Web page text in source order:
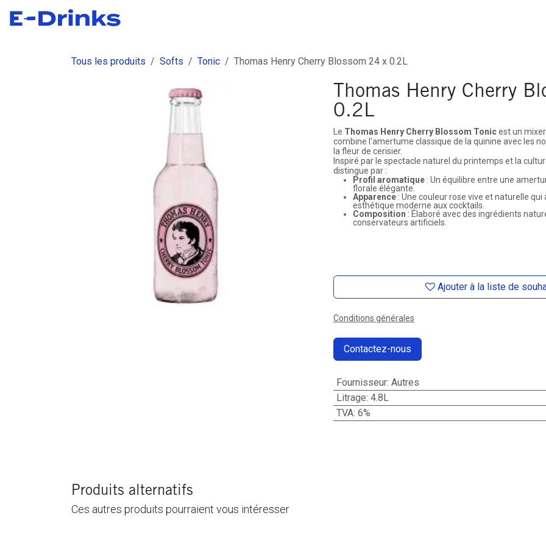
Se rendre au contenu
Tous les produits Softs Tonic Thomas Henry Cherry Blossom 24 x 0.2L
Thomas Henry Cherry
0.2L
Le Thomas Henry Cherry Blossom Tonicest un
combine l'amertume classique de la quinine avec les
la fleur de cerisier.
Inspiré par le spectacle naturel du printemps et la
distingue par :
Profil aromatique: Un équilibre entre une
florale élégante.
Apparence: Une couleur rose vive et naturelle
esthétique moderne aux cocktails.
Composition : Élaboré avec des ingrédients
conservateurs artificiels.
Ajouter à la liste de
Conditions générales
Contactez-nous
Fournisseur: Autres
Litrage: 4.8L
TVA: 6%
Produits alternatifs
Ces autres produits pourraient vous intéresser